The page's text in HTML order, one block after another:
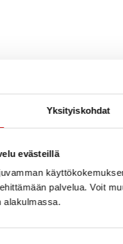
Yksityiskohdat
evästeillä
palvelua. Voit
alakulmassa.